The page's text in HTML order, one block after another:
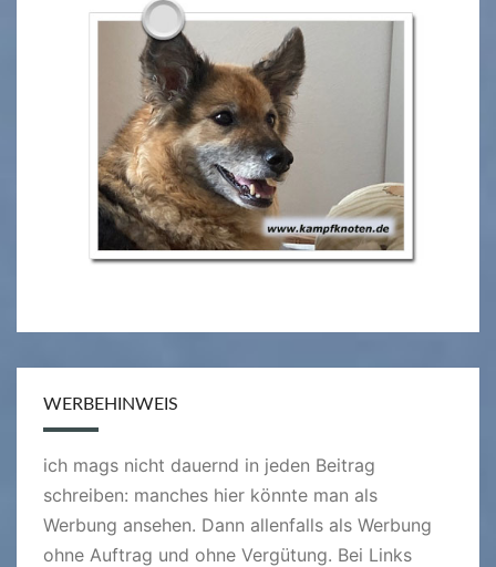
WERBEHINWEIS
ich mags nicht dauernd in jeden Beitrag
schreiben: manches hier könnte man als
Werbung ansehen. Dann allenfalls als Werbung
ohne Auftrag und ohne Vergütung. Bei Links